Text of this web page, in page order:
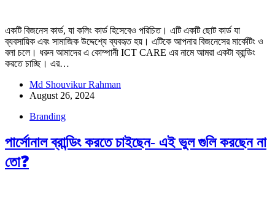
একটি বিজনেস কার্ড, যা কলিং কার্ড হিসেবেও পরিচিত। এটি একটি ছোট কার্ড যা
ব্যবসায়িক এবং সামাজিক উদ্দেশ্যে ব্যবহৃত হয়। এটিকে আপনার বিজনেসের মার্কেটিং ও
বলা চলে। ধরুন আমাদের এ কোম্পানী ICT CARE এর নামে আমরা একটা ব্রান্ডিং
করতে চাচ্ছি। এর…
Md Shouvikur Rahman
August 26, 2024
Branding
পার্সোনাল ব্রান্ডিং করতে চাইছেন- এই ভুল গুলি করছেন না
তো❓